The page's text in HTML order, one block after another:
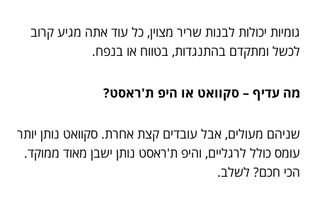
גומיות יכולות לבנות שריר מצוין, כל עוד אתה מגיע קרוב
לכשל ומתקדם בהתנגדות, בטווח או בנפח.
מה עדיף – סקוואט או היפ ת'ראסט?
שניהם מעולים, אבל עובדים קצת אחרת. סקוואט נותן יותר
עומס כולל לרגליים, והיפ ת'ראסט נותן ישבן מאוד ממוקד.
הכי חכם? לשלב.